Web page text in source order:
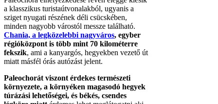
a klasszikus turistaútvonalakból, ugyanis a
sziget nyugati részének déli csücskében,
minden nagyobb várostól messze található.
Chania, a legközelebbi nagyváros, egyber
régióközpont is több mint 70 kilométerre
fekszik, ami a kanyargós, hegyekben vezető út
miatt másfél órás autózást jelent.
Paleochorát viszont érdekes természeti
környezete, a környéken magasodó hegyek
túrázási lehetőségei, és békés, csendes